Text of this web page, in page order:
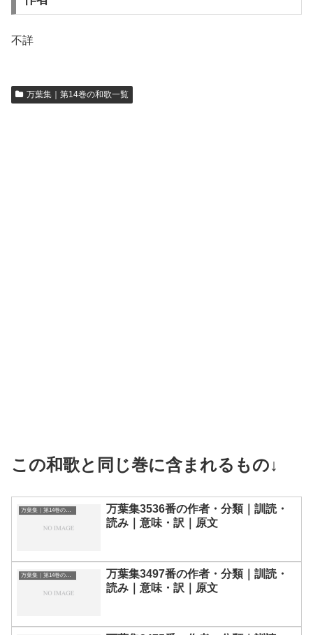
不詳
万葉集｜第14巻の和歌一覧
この和歌と同じ巻に含まれるもの↓
万葉集｜第14巻の和歌一覧
万葉集3536番の作者・分類｜訓読・
読み｜意味・訳｜原文
万葉集｜第14巻の和歌一覧
万葉集3497番の作者・分類｜訓読・
読み｜意味・訳｜原文